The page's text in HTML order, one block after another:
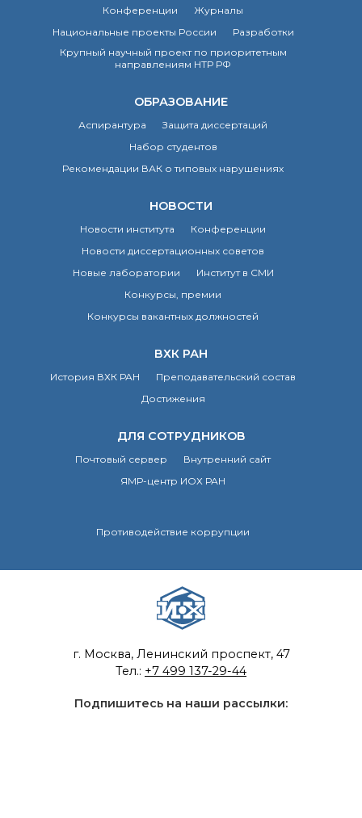
Конференции
Журналы
Национальные проекты России
Разработки
Крупный научный проект по приоритетным
направлениям НТР РФ
ОБРАЗОВАНИЕ
Аспирантура
Защита диссертаций
Набор студентов
Рекомендации ВАК о типовых нарушениях
НОВОСТИ
Новости института
Конференции
Новости диссертационных советов
Новые лаборатории
Институт в СМИ
Конкурсы, премии
Конкурсы вакантных должностей
ВХК РАН
История ВХК РАН
Преподавательский состав
Достижения
ДЛЯ СОТРУДНИКОВ
Почтовый сервер
Внутренний сайт
ЯМР-центр ИОХ РАН
Противодействие коррупции
г. Москва, Ленинский проспект, 47
Тел.: +7 499 137-29-44
Подпишитесь на наши рассылки: